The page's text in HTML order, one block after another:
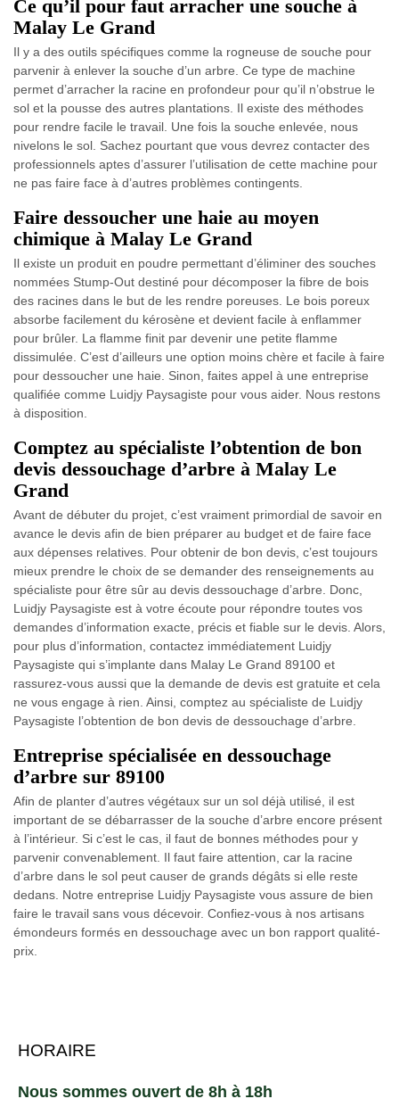
Ce qu’il pour faut arracher une souche à
Malay Le Grand
Il y a des outils spécifiques comme la rogneuse de souche pour
parvenir à enlever la souche d’un arbre. Ce type de machine
permet d’arracher la racine en profondeur pour qu’il n’obstrue le
sol et la pousse des autres plantations. Il existe des méthodes
pour rendre facile le travail. Une fois la souche enlevée, nous
nivelons le sol. Sachez pourtant que vous devrez contacter des
professionnels aptes d’assurer l’utilisation de cette machine pour
ne pas faire face à d’autres problèmes contingents.
Faire dessoucher une haie au moyen
chimique à Malay Le Grand
Il existe un produit en poudre permettant d’éliminer des souches
nommées Stump-Out destiné pour décomposer la fibre de bois
des racines dans le but de les rendre poreuses. Le bois poreux
absorbe facilement du kérosène et devient facile à enflammer
pour brûler. La flamme finit par devenir une petite flamme
dissimulée. C’est d’ailleurs une option moins chère et facile à faire
pour dessoucher une haie. Sinon, faites appel à une entreprise
qualifiée comme Luidjy Paysagiste pour vous aider. Nous restons
à disposition.
Comptez au spécialiste l’obtention de bon
devis dessouchage d’arbre à Malay Le
Grand
Avant de débuter du projet, c’est vraiment primordial de savoir en
avance le devis afin de bien préparer au budget et de faire face
aux dépenses relatives. Pour obtenir de bon devis, c’est toujours
mieux prendre le choix de se demander des renseignements au
spécialiste pour être sûr au devis dessouchage d’arbre. Donc,
Luidjy Paysagiste est à votre écoute pour répondre toutes vos
demandes d’information exacte, précis et fiable sur le devis. Alors,
pour plus d’information, contactez immédiatement Luidjy
Paysagiste qui s’implante dans Malay Le Grand 89100 et
rassurez-vous aussi que la demande de devis est gratuite et cela
ne vous engage à rien. Ainsi, comptez au spécialiste de Luidjy
Paysagiste l’obtention de bon devis de dessouchage d’arbre.
Entreprise spécialisée en dessouchage
d’arbre sur 89100
Afin de planter d’autres végétaux sur un sol déjà utilisé, il est
important de se débarrasser de la souche d’arbre encore présent
à l’intérieur. Si c’est le cas, il faut de bonnes méthodes pour y
parvenir convenablement. Il faut faire attention, car la racine
d’arbre dans le sol peut causer de grands dégâts si elle reste
dedans. Notre entreprise Luidjy Paysagiste vous assure de bien
faire le travail sans vous décevoir. Confiez-vous à nos artisans
émondeurs formés en dessouchage avec un bon rapport qualité-
prix.
HORAIRE
Nous sommes ouvert de 8h à 18h